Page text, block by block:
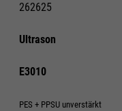
262625
Ultrason
E3010
PES + PPSU unverstärkt